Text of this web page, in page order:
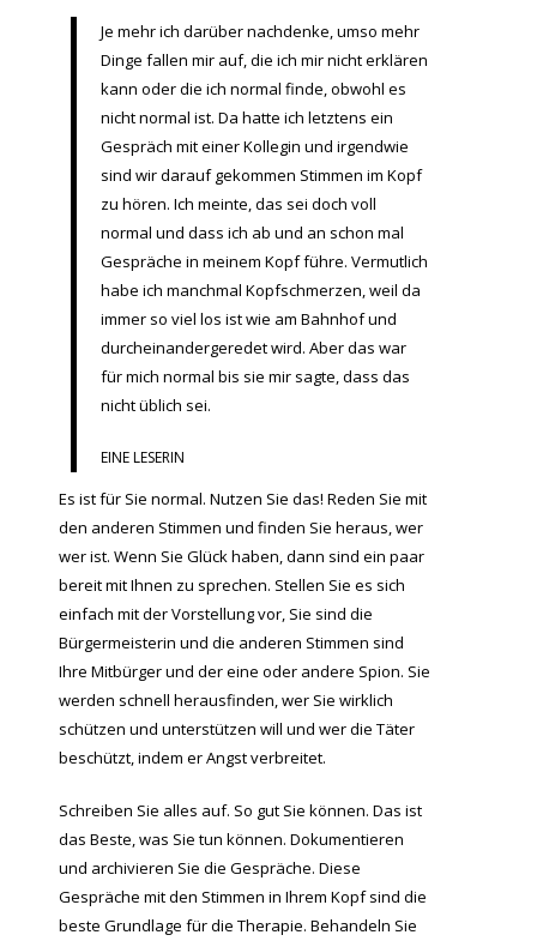
Je mehr ich darüber nachdenke, umso mehr
Dinge fallen mir auf, die ich mir nicht erklären
kann oder die ich normal finde, obwohl es
nicht normal ist. Da hatte ich letztens ein
Gespräch mit einer Kollegin und irgendwie
sind wir darauf gekommen Stimmen im Kopf
zu hören. Ich meinte, das sei doch voll
normal und dass ich ab und an schon mal
Gespräche in meinem Kopf führe. Vermutlich
habe ich manchmal Kopfschmerzen, weil da
immer so viel los ist wie am Bahnhof und
durcheinandergeredet wird. Aber das war
für mich normal bis sie mir sagte, dass das
nicht üblich sei.
EINE LESERIN
Es ist für Sie normal. Nutzen Sie das! Reden Sie mit
den anderen Stimmen und finden Sie heraus, wer
wer ist. Wenn Sie Glück haben, dann sind ein paar
bereit mit Ihnen zu sprechen. Stellen Sie es sich
einfach mit der Vorstellung vor, Sie sind die
Bürgermeisterin und die anderen Stimmen sind
Ihre Mitbürger und der eine oder andere Spion. Sie
werden schnell herausfinden, wer Sie wirklich
schützen und unterstützen will und wer die Täter
beschützt, indem er Angst verbreitet.
Schreiben Sie alles auf. So gut Sie können. Das ist
das Beste, was Sie tun können. Dokumentieren
und archivieren Sie die Gespräche. Diese
Gespräche mit den Stimmen in Ihrem Kopf sind die
beste Grundlage für die Therapie. Behandeln Sie